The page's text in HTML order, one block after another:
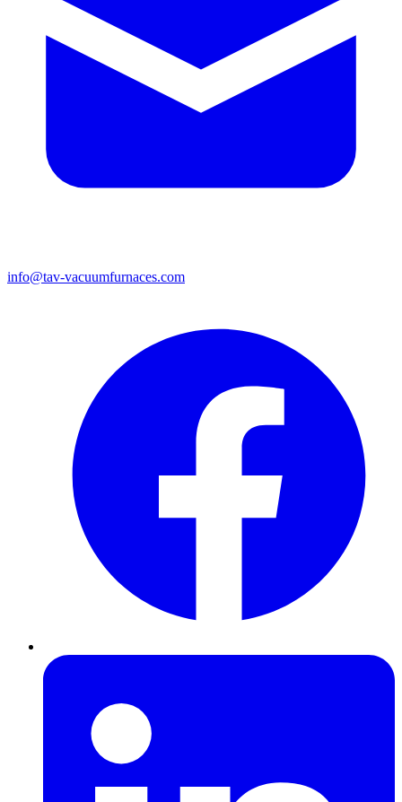
info@tav-vacuumfurnaces.com